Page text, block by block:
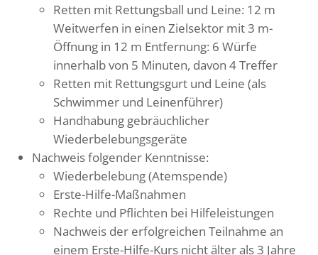
Retten mit Rettungsball und Leine: 12 m
Weitwerfen in einen Zielsektor mit 3 m-
Öffnung in 12 m Entfernung: 6 Würfe
innerhalb von 5 Minuten, davon 4 Treffer
Retten mit Rettungsgurt und Leine (als
Schwimmer und Leinenführer)
Handhabung gebräuchlicher
Wiederbelebungsgeräte
Nachweis folgender Kenntnisse:
Wiederbelebung (Atemspende)
Erste-Hilfe-Maßnahmen
Rechte und Pflichten bei Hilfeleistungen
Nachweis der erfolgreichen Teilnahme an
einem Erste-Hilfe-Kurs nicht älter als 3 Jahre